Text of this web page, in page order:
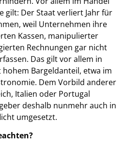
gilt: Der Staat verliert Jahr für
weil Unternehmen ihre
Kassen, manipulierter
Rechnungen gar nicht
Das gilt vor allem in
Bargeldanteil, etwa im
Dem Vorbild anderer
Italien oder Portugal
deshalb nunmehr auch in
umgesetzt.